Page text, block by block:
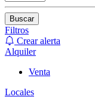
Buscar
Filtros
Crear alerta
Alquiler
Venta
Locales